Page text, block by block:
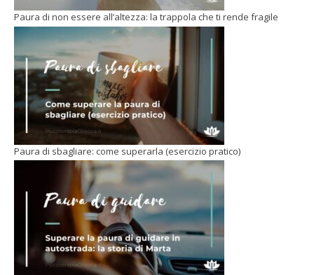
Paura di non essere all’altezza: la trappola che ti rende fragile
Paura di sbagliare: come superarla (esercizio pratico)